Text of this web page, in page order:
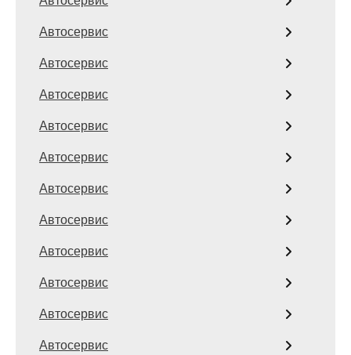
Автосервис
Автосервис
Автосервис
Автосервис
Автосервис
Автосервис
Автосервис
Автосервис
Автосервис
Автосервис
Автосервис